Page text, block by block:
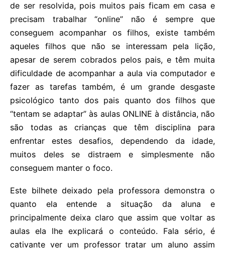
de ser resolvida, pois muitos pais ficam em casa e
precisam trabalhar “online” não é sempre que
conseguem acompanhar os filhos, existe também
aqueles filhos que não se interessam pela lição,
apesar de serem cobrados pelos pais, e têm muita
dificuldade de acompanhar a aula via computador e
fazer as tarefas também, é um grande desgaste
psicológico tanto dos pais quanto dos filhos que
“tentam se adaptar” às aulas ONLINE à distância, não
são todas as crianças que têm disciplina para
enfrentar estes desafios, dependendo da idade,
muitos deles se distraem e simplesmente não
conseguem manter o foco.
Este bilhete deixado pela professora demonstra o
quanto ela entende a situação da aluna e
principalmente deixa claro que assim que voltar as
aulas ela lhe explicará o conteúdo. Fala sério, é
cativante ver um professor tratar um aluno assim